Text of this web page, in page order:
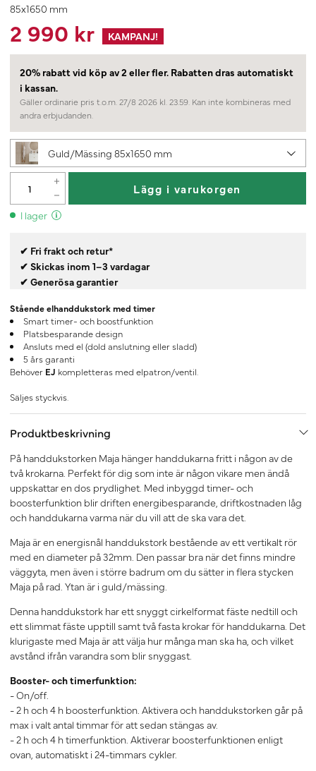
85x1650 mm
2 990 kr KAMPANJ!
20% rabatt vid köp av 2 eller fler. Rabatten dras automatiskt
i kassan.
Gäller ordinarie pris t.o.m. 27/8 2026 kl. 23.59. Kan inte kombineras med
andra erbjudanden.
Guld/Mässing 85x1650 mm
Lägg i varukorgen
I lager
✔ Fri frakt och retur*
✔ Skickas inom 1–3 vardagar
✔ Generösa garantier
Stående elhanddukstork med timer
Smart timer- och boostfunktion
Platsbesparande design
Ansluts med el (dold anslutning eller sladd)
5 års garanti
Behöver EJ kompletteras med elpatron/ventil.
Säljes styckvis.
Produktbeskrivning
På handdukstorken Maja hänger handdukarna fritt i någon av de
två krokarna. Perfekt för dig som inte är någon vikare men ändå
uppskattar en dos prydlighet. Med inbyggd timer- och
boosterfunktion blir driften energibesparande, driftkostnaden låg
och handdukarna varma när du vill att de ska vara det.
Maja är en energisnål handdukstork bestående av ett vertikalt rör
med en diameter på 32mm. Den passar bra när det finns mindre
väggyta, men även i större badrum om du sätter in flera stycken
Maja på rad. Ytan är i guld/mässing.
Denna handdukstork har ett snyggt cirkelformat fäste nedtill och
ett slimmat fäste upptill samt två fasta krokar för handdukarna. Det
klurigaste med Maja är att välja hur många man ska ha, och vilket
avstånd ifrån varandra som blir snyggast.
Booster- och timerfunktion:
- On/off.
- 2 h och 4 h boosterfunktion. Aktivera och handdukstorken går på
max i valt antal timmar för att sedan stängas av.
- 2 h och 4 h timerfunktion. Aktiverar boosterfunktionen enligt
ovan, automatiskt i 24-timmars cykler.